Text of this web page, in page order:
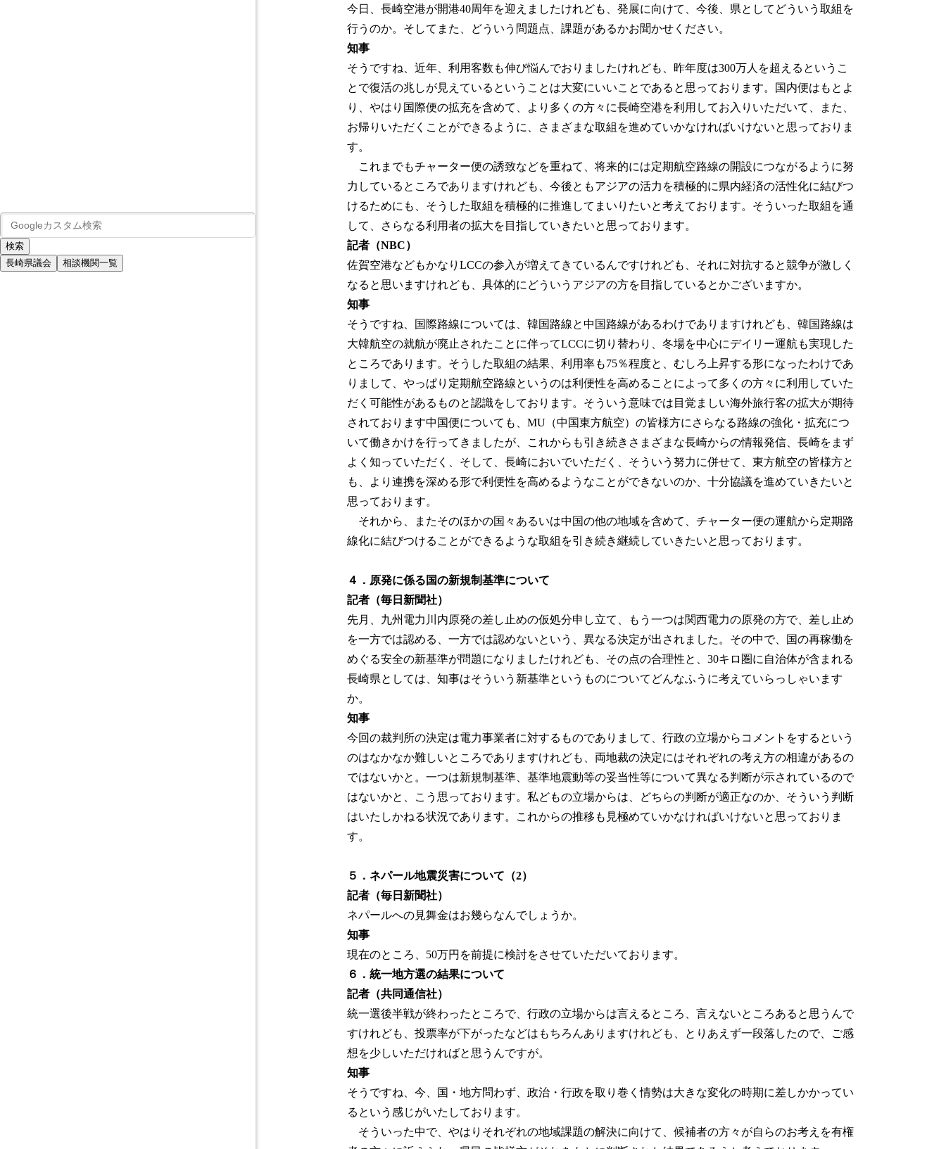
長崎県議会 相談機関一覧
今日、長崎空港が開港40周年を迎えましたけれども、発展に向けて、今後、県としてどういう取組を
行うのか。そしてまた、どういう問題点、課題があるかお聞かせください。
知事
そうですね、近年、利用客数も伸び悩んでおりましたけれども、昨年度は300万人を超えるというこ
とで復活の兆しが見えているということは大変にいいことであると思っております。国内便はもとよ
り、やはり国際便の拡充を含めて、より多くの方々に長崎空港を利用してお入りいただいて、また、
お帰りいただくことができるように、さまざまな取組を進めていかなければいけないと思っておりま
す。
これまでもチャーター便の誘致などを重ねて、将来的には定期航空路線の開設につながるように努
力しているところでありますけれども、今後ともアジアの活力を積極的に県内経済の活性化に結びつ
けるためにも、そうした取組を積極的に推進してまいりたいと考えております。そういった取組を通
して、さらなる利用者の拡大を目指していきたいと思っております。
記者（NBC）
佐賀空港などもかなりLCCの参入が増えてきているんですけれども、それに対抗すると競争が激しく
なると思いますけれども、具体的にどういうアジアの方を目指しているとかございますか。
知事
そうですね、国際路線については、韓国路線と中国路線があるわけでありますけれども、韓国路線は
大韓航空の就航が廃止されたことに伴ってLCCに切り替わり、冬場を中心にデイリー運航も実現した
ところであります。そうした取組の結果、利用率も75％程度と、むしろ上昇する形になったわけであ
りまして、やっぱり定期航空路線というのは利便性を高めることによって多くの方々に利用していた
だく可能性があるものと認識をしております。そういう意味では目覚ましい海外旅行客の拡大が期待
されております中国便についても、MU（中国東方航空）の皆様方にさらなる路線の強化・拡充につ
いて働きかけを行ってきましたが、これからも引き続きさまざまな長崎からの情報発信、長崎をまず
よく知っていただく、そして、長崎においでいただく、そういう努力に併せて、東方航空の皆様方と
も、より連携を深める形で利便性を高めるようなことができないのか、十分協議を進めていきたいと
思っております。
それから、またそのほかの国々あるいは中国の他の地域を含めて、チャーター便の運航から定期路
線化に結びつけることができるような取組を引き続き継続していきたいと思っております。
４．原発に係る国の新規制基準について
記者（毎日新聞社）
先月、九州電力川内原発の差し止めの仮処分申し立て、もう一つは関西電力の原発の方で、差し止め
を一方では認める、一方では認めないという、異なる決定が出されました。その中で、国の再稼働を
めぐる安全の新基準が問題になりましたけれども、その点の合理性と、30キロ圏に自治体が含まれる
長崎県としては、知事はそういう新基準というものについてどんなふうに考えていらっしゃいます
か。
知事
今回の裁判所の決定は電力事業者に対するものでありまして、行政の立場からコメントをするという
のはなかなか難しいところでありますけれども、両地裁の決定にはそれぞれの考え方の相違があるの
ではないかと。一つは新規制基準、基準地震動等の妥当性等について異なる判断が示されているので
はないかと、こう思っております。私どもの立場からは、どちらの判断が適正なのか、そういう判断
はいたしかねる状況であります。これからの推移も見極めていかなければいけないと思っておりま
す。
５．ネパール地震災害について（2）
記者（毎日新聞社）
ネパールへの見舞金はお幾らなんでしょうか。
知事
現在のところ、50万円を前提に検討をさせていただいております。
６．統一地方選の結果について
記者（共同通信社）
統一選後半戦が終わったところで、行政の立場からは言えるところ、言えないところあると思うんで
すけれども、投票率が下がったなどはもちろんありますけれども、とりあえず一段落したので、ご感
想を少しいただければと思うんですが。
知事
そうですね、今、国・地方問わず、政治・行政を取り巻く情勢は大きな変化の時期に差しかかってい
るという感じがいたしております。
そういった中で、やはりそれぞれの地域課題の解決に向けて、候補者の方々が自らのお考えを有権